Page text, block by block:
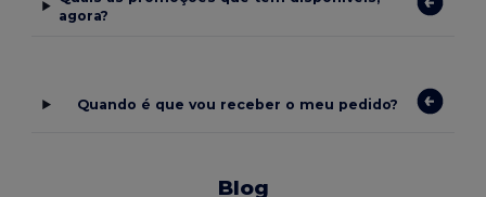
agora?
Quando é que vou receber o meu pedido?
Blog